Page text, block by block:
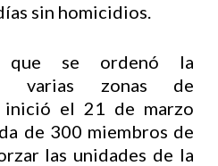
sin homicidios.
que se ordenó la
varias zonas de
inició el 21 de marzo
de 300 miembros de
las unidades de la